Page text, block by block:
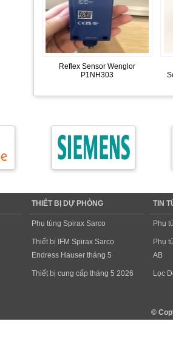
Reflex Sensor Wenglor
P1NH303
THIẾT BỊ DỰ PHÒNG
Phụ tùng Spirax Sarco
Thiết bị IFM Spirax Sarco
Endress Hauser tháng 5
Thiết bị cung cấp tháng 5 2026
TIN
Phụ
Phụ
AB
Lọc
©